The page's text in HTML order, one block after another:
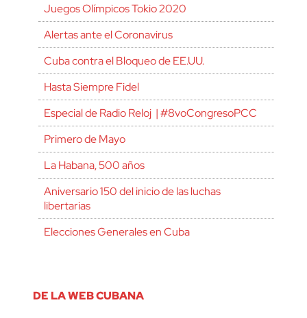
Juegos Olímpicos Tokio 2020
Alertas ante el Coronavirus
Cuba contra el Bloqueo de EE.UU.
Hasta Siempre Fidel
Especial de Radio Reloj | #8voCongresoPCC
Primero de Mayo
La Habana, 500 años
Aniversario 150 del inicio de las luchas
libertarias
Elecciones Generales en Cuba
DE LA WEB CUBANA